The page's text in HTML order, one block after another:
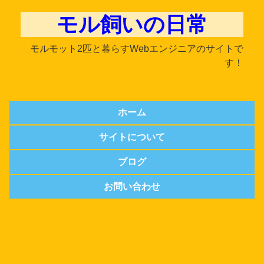
モル飼いの日常
モルモット2匹と暮らすWebエンジニアのサイトで
す！
ホーム
サイトについて
ブログ
お問い合わせ